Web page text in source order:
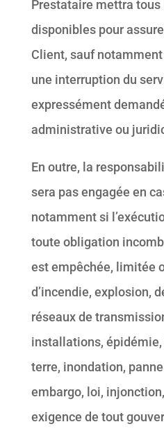
Prestataire mettra tous
disponibles pour
Client, sauf notamment
une interruption du
expressément
administrative ou
En outre, la
sera pas engagée en
notamment si
toute obligation
est empêchée, limitée
d’incendie, explosion,
réseaux de
installations,
terre, inondation,
embargo, loi,
exigence de tout